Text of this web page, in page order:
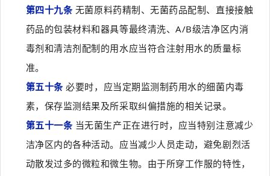
第四十九条无菌原料药精制、无菌药品配制、直接接触
药品的包装材料和器具等最终清洗、A/B级洁净区内消
毒剂和清洁剂配制的用水应当符合注射用水的质量标
准。
第五十条必要时，应当定期监测制药用水的细菌内毒
素，保存监测结果及所采取纠偏措施的相关记录。
第五十一条 当无菌生产正在进行时，应当特别注意减少
洁净区内的各种活动。应当减少人员走动，避免剧烈活
动散发过多的微粒和微生物。由于所穿工作服的特性，